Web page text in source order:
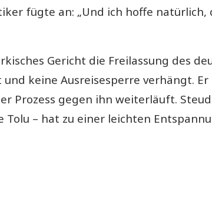
fügte an: „Und ich hoffe natürlich,
Gericht die Freilassung des
keine Ausreisesperre verhängt.
Prozess gegen ihn weiterläuft.
Tolu – hat zu einer leichten